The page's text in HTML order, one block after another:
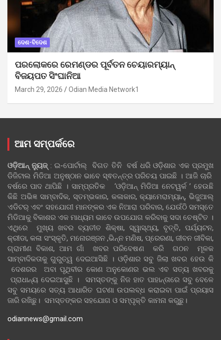
ଦେଶ-ବିଦେଶ
ପରଲୋକରେ ରେମଣ୍ଡର ପୂର୍ବତନ ଚେୟାରମ୍ୟାନ୍
ବିଜୟପତ ସିଂଘାନିଆ
March 29, 2026 Odian Media Network1
ଆମ ସମ୍ପର୍କରେ
ଓଡ଼ିଆନ୍‍ ନ୍ୟୁଜ୍‍: ଇ-ପୋର୍ଟାଲ୍ ବିଗତ ତିନି ବର୍ଷ ଧରି ଓଡ଼ିଶାର ଏକ ପ୍ରମୁଖ
ଡିଜିଟାଲ ମିଡିଆ ଅନୁଷ୍ଠାନ ଭାବେ ସ୍ଵତନ୍ତ୍ର ପରିଚୟ ପାଇଛି । ଆଜି ଚାରି
ବର୍ଷରେ ପାଦ ଥାପିଛି । ସାମ୍ପ୍ରତିକ ‘ଓଡ଼ିଆନ୍‍ ମିଡିଆ ନେଟୱର୍କ ’ ହେଉଛି
କିଛି ଅଭିଜ୍ଞ ସାମ୍ବାଦିକ, ସ୍ତମ୍ଭକାର, କଳାକାର, କ୍ୟାମେରାମ୍ୟାନ୍, ଭିଜୁଆଲ୍
ଏଡିଟର୍ ଏବଂ ସହଯୋଗୀ ମାନଙ୍କର ଏକ ନିଆରା ପରିବାର, ଯେଉଁଠି ସମସ୍ତେ
ମିଡିଆକୁ ବିକାଶର ଏକ ମାଧ୍ୟମ ଭାବେ ଉପଯୋଗ କରିବାକୁ ସଦା ଚେଷ୍ଟିତ ।
ଏଥିରେ ମୁଖ୍ୟ ଖବର ବ୍ୟତୀତ ଶିକ୍ଷା, ସ୍ୱାସ୍ଥ୍ୟ, ବୃତ୍ତି, ପର୍ଯ୍ୟଟନ,
କ୍ରୀଡା, କଳା ସଂସ୍କୃତି, ମନୋରଞ୍ଜନ ,ଭିନ୍ନ ମଣିଷ, ପ୍ରେରଣା, ଜୀବନ ଜୀବିକା,
ଗ୍ରାମୀଣ ବିକାଶ, ଆମ ଗାଁ ଖବର ପରିବେଷଣ କରି ଗଠନ ମୂଳକ
ସାମ୍ବାଦିକତାକୁ ଗୁରୁତ୍ୱ ଦେଇଆସିଛି । ଓଡ଼ିଶାର ସବୁ ଜିଲା ଖବର ହେଉ କି
ଦେଶରର ଅବା ପୃଥିବୀର କୋଣ ଅନୁକୋଣର ଭଲ ଏବ ସତ୍ୟ ଖବରକୁ
ପ୍ରାଧାନ୍ୟ ଦେଇଆସୁଛି । ସମସ୍ତଙ୍କୁ ନିଜ ହାତ ପାହାନ୍ତାରେ ସବୁ ବେଳେ
ସବୁ ସମୟରେ ସତ୍ୟ ଆଧାରିତ ଘଟଣା ଉପଲବ୍ଧ କରାଇବା ପାଇଁ ପ୍ରୟାସ
ଜାରି ରଖିଛୁ। ସମସ୍ତଙ୍କର ସହଯୋଗ ଓ ସମ୍ପୃକ୍ତି କାମନା କରୁଛୁ।
odiannews@gmail.com